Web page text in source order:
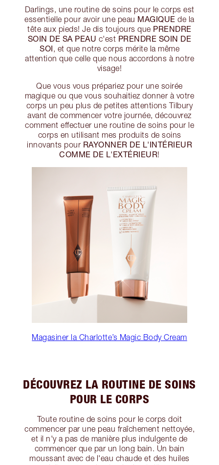
Darlings, une routine de soins pour le corps est
essentielle pour avoir une peau MAGIQUE de la
tête aux pieds! Je dis toujours que PRENDRE
SOIN DE SA PEAU c'est PRENDRE SOIN DE
SOI, et que notre corps mérite la même
attention que celle que nous accordons à notre
visage!
Que vous vous prépariez pour une soirée
magique ou que vous souhaitiez donner à votre
corps un peu plus de petites attentions Tilbury
avant de commencer votre journée, découvrez
comment effectuer une routine de soins pour le
corps en utilisant mes produits de soins
innovants pour RAYONNER DE L'INTÉRIEUR
COMME DE L'EXTÉRIEUR!
Magasiner la Charlotte’s Magic Body Cream
DÉCOUVREZ LA ROUTINE DE SOINS
POUR LE CORPS
Toute routine de soins pour le corps doit
commencer par une peau fraîchement nettoyée,
et il n'y a pas de manière plus indulgente de
commencer que par un long bain. Un bain
moussant avec de l'eau chaude et des huiles